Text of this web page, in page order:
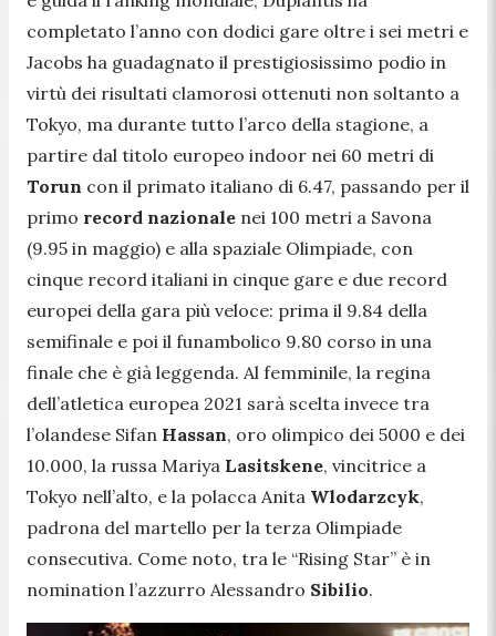
completato l’anno con dodici gare oltre i sei metri e
Jacobs ha guadagnato il prestigiosissimo podio in
virtù dei risultati clamorosi ottenuti non soltanto a
Tokyo, ma durante tutto l’arco della stagione, a
partire dal titolo europeo indoor nei 60 metri di
Torun con il primato italiano di 6.47, passando per il
primo record nazionale nei 100 metri a Savona
(9.95 in maggio) e alla spaziale Olimpiade, con
cinque record italiani in cinque gare e due record
europei della gara più veloce: prima il 9.84 della
semifinale e poi il funambolico 9.80 corso in una
finale che è già leggenda. Al femminile, la regina
dell’atletica europea 2021 sarà scelta invece tra
l’olandese Sifan Hassan, oro olimpico dei 5000 e dei
10.000, la russa Mariya Lasitskene, vincitrice a
Tokyo nell’alto, e la polacca Anita Wlodarzcyk,
padrona del martello per la terza Olimpiade
consecutiva. Come noto, tra le “Rising Star” è in
nomination l’azzurro Alessandro Sibilio.